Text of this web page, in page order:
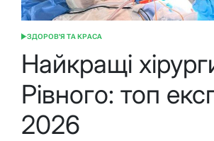
ОПУБЛІКУВАТИ
ЗДОРОВ'Я ТА КРАСА
Найкращі
Рівного: топ
2026